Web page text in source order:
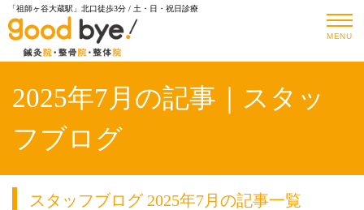
「祖師ヶ谷大蔵駅」北口徒歩3分 / 土・日・祝日診療
MENU
2025年7月の記事｜スタッ
フブログ
スタッフブログ 2025年7月の記事一覧